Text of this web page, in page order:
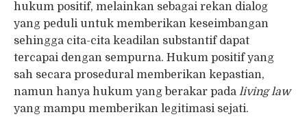
hukum positif, melainkan sebagai rekan dialog
yang peduli untuk memberikan keseimbangan
sehingga cita-cita keadilan substantif dapat
tercapai dengan sempurna. Hukum positif yang
sah secara prosedural memberikan kepastian,
namun hanya hukum yang berakar pada living law
yang mampu memberikan legitimasi sejati.